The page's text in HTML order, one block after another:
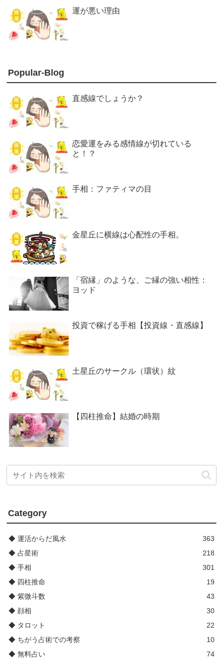
運が悪い理由
Popular-Blog
直感線でしょうか？
恋愛運をみる感情線が切れている
と！？
手相：ファティマの目
金星丘に横線は心配性の手相。
「宿縁」のような、ご縁の強い相性：
ヨッド
投資で稼げる手相【投資線・直感線】
土星丘のサークル（環状）紋
【四柱推命】結婚の時期
Category
◆ 運活からだ風水
363
◆ 占星術
218
◆ 手相
301
◆ 四柱推命
19
◆ 紫微斗数
43
◆ 顔相
30
◆ タロット
22
◆ ちがう占術での考察
10
◆ 無料占い
74